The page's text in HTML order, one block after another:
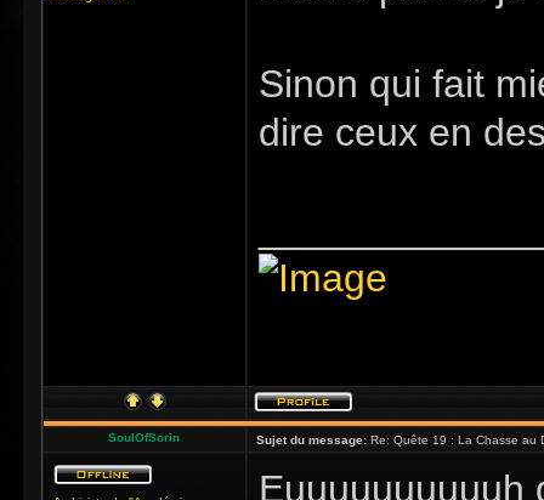
Sinon qui fait
dire ceux en
SoulOfSorin Sujet du message: Re: Quête 19 : La Chasse au
Euuuuuuuuuuh